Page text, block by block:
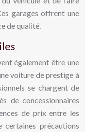
garages offrent une
de qualité.
également être une
voiture de prestige à
se chargent de
de concessionnaires
de prix entre les
précautions